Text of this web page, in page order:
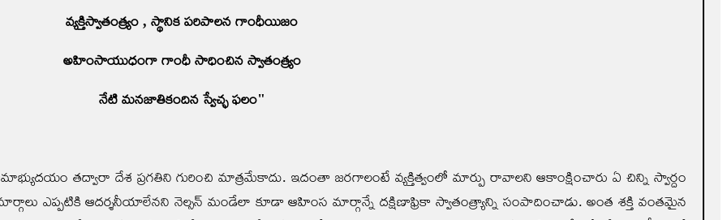
వ్యక్తిస్వాతంత్య్రం , స్థానిక పరిపాలన గాంధీయిజం
అహింసాయుధంగా గాంధీ సాధించిన స్వాతంత్ర్యం
నేటి మనజాతికందిన స్వేచ్ఛ ఫలం"
తద్వారా దేశ ప్రగతిని గురించి మాత్రమేకాదు. ఇదంతా జరగాలంటే వ్యక్తిత్వంలో మార్పు రావాలని ఆకాంక్షించారు ఏ చిన్ని స్వార్దం
ఎప్పటికి ఆదర్శనీయాలేనని నెల్సన్ మండేలా కూడా ఆహింస మార్గాన్నే దక్షిణాఫ్రికా స్వాతంత్య్రాన్ని సంపాదించాడు. అంత శక్తి వంతమైన